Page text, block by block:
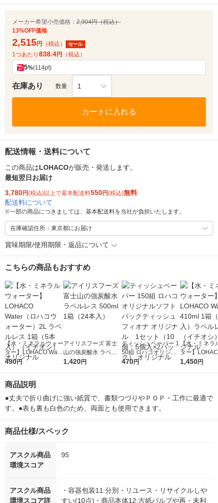
メーカー希望小売価格： 2,904円（税込）
13%OFF価格
2,515円 （税込） セール
1つあたり 838.4円 （税込）
5%(114pt)
在庫あり 数量 1
カートに入れる
配送情報・送料について
この商品はLOHACOが販売・発送します。
最短翌日お届け
3,780円(税込)以上で基本配送料550円(税込)無料
配送料について
※一部の商品につきましては、基本配送料を当社が負担いたします。
在庫確認住所：東京都にお届け
賞味期限/使用期限・返品について
こちらの商品もおすすめ
【水・ミネラルウォー
ター】LOHACO Wate
r（ロハコウォータ
シ） オリジナル
490円
アイリスフーズ 富士
山の強炭酸水 ラベル
レス 500ml 1箱（24
1,420円
ティッシュペーパー 1
50組 ロハコオリジナ
ルソフトパックティッ
オリジナル
470円
【水・ミネラ
ター】
r 410ml 1箱（
1,450円
商品説明
●丈夫で折り曲げに強い紙質で、書類つづりやＰＯＰ・工作に最適で
す。●表も裏も白色のため、両面とも使用できます。
商品仕様/スペック
アスクル商品
環境スコア
95
アスクル商品
環境スコア詳
・容器包装11:分別・リユース・リサイクルしや
すい(10点)・商品本体12:古紙パルプや再・未利